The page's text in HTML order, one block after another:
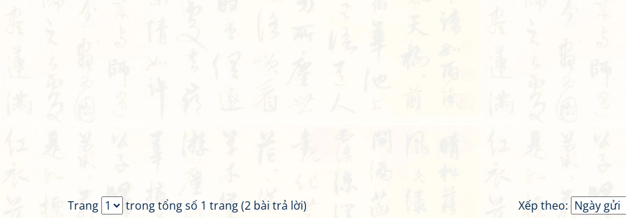
Xếp theo:
Trang trong tổng số 1 trang (2 bài trả lời)